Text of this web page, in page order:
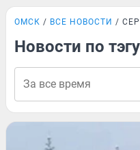
ОМСК ВСЕ НОВОСТИ
Новости по